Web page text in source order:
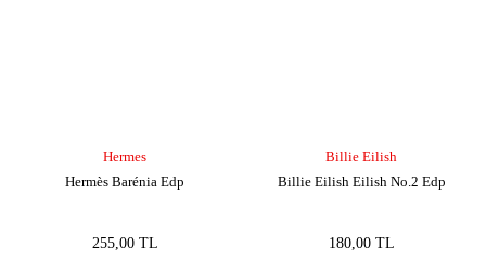
Hermes
Hermès Barénia Edp
255,00 TL
Billie Eilish
Billie Eilish Eilish No.2 Edp
180,00 TL